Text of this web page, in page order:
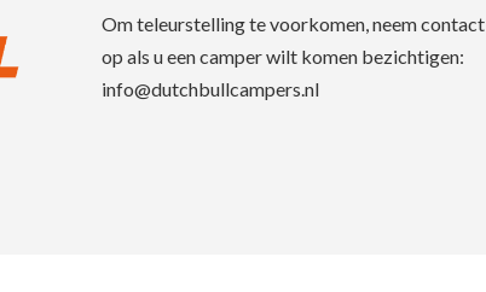
Om teleurstelling te voorkomen, neem contact
op als u een camper wilt komen bezichtigen:
info@dutchbullcampers.nl